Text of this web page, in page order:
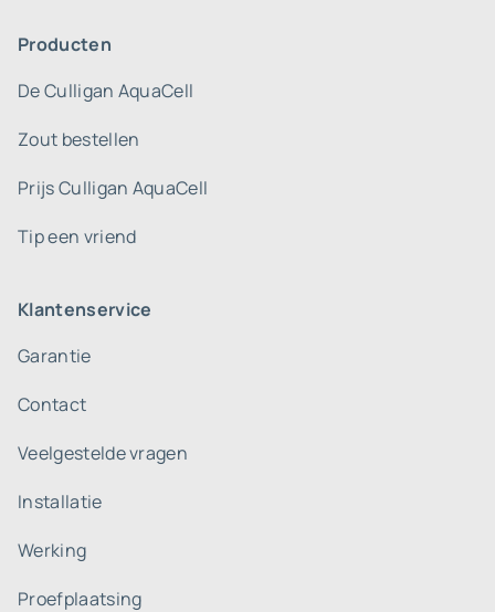
Producten
De Culligan AquaCell
Zout bestellen
Prijs Culligan AquaCell
Tip een vriend
Klantenservice
Garantie
Contact
Veelgestelde vragen
Installatie
Werking
Proefplaatsing